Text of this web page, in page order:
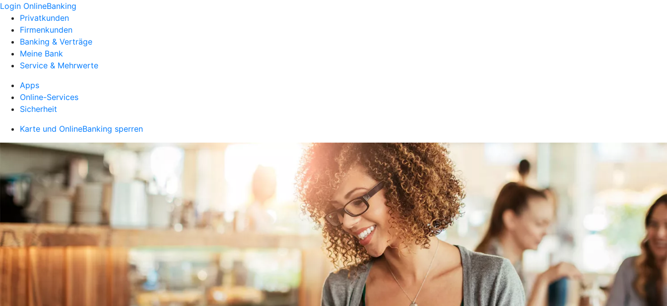
Login OnlineBanking
Privatkunden
Firmenkunden
Banking & Verträge
Meine Bank
Service & Mehrwerte
Apps
Online-Services
Sicherheit
Karte und OnlineBanking sperren